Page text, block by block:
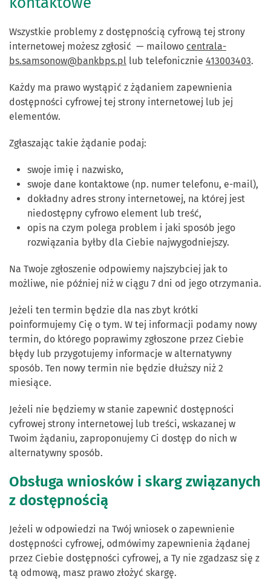
Wszystkie problemy z dostępnością cyfrową tej strony
internetowej możesz zgłosić — mailowo centrala-
bs.samsonow@bankbps.pl lub telefonicznie 413003403.
Każdy ma prawo wystąpić z żądaniem zapewnienia
dostępności cyfrowej tej strony internetowej lub jej
elementów.
Zgłaszając takie żądanie podaj:
swoje imię i nazwisko,
swoje dane kontaktowe (np. numer telefonu, e-mail),
dokładny adres strony internetowej, na której jest
niedostępny cyfrowo element lub treść,
opis na czym polega problem i jaki sposób jego
rozwiązania byłby dla Ciebie najwygodniejszy.
Na Twoje zgłoszenie odpowiemy najszybciej jak to
możliwe, nie później niż w ciągu 7 dni od jego otrzymania.
Jeżeli ten termin będzie dla nas zbyt krótki
poinformujemy Cię o tym. W tej informacji podamy nowy
termin, do którego poprawimy zgłoszone przez Ciebie
błędy lub przygotujemy informacje w alternatywny
sposób. Ten nowy termin nie będzie dłuższy niż 2
miesiące.
Jeżeli nie będziemy w stanie zapewnić dostępności
cyfrowej strony internetowej lub treści, wskazanej w
Twoim żądaniu, zaproponujemy Ci dostęp do nich w
alternatywny sposób.
Obsługa wniosków i skarg związanych
z dostępnością
Jeżeli w odpowiedzi na Twój wniosek o zapewnienie
dostępności cyfrowej, odmówimy zapewnienia żądanej
przez Ciebie dostępności cyfrowej, a Ty nie zgadzasz się z
tą odmową, masz prawo złożyć skargę.